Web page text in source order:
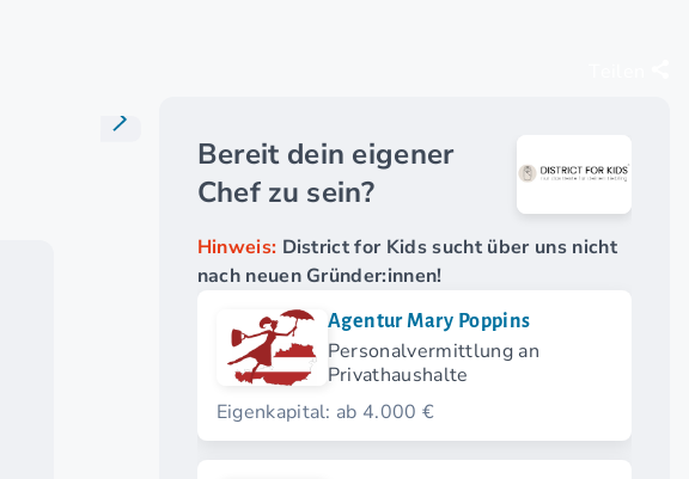
Bereit dein eigener
Chef zu sein?
Hinweis: District for Kids sucht über uns nicht
nach neuen Gründer:innen!
Agentur Mary Poppins
Personalvermittlung an
Privathaushalte
Eigenkapital: ab 4.000 €